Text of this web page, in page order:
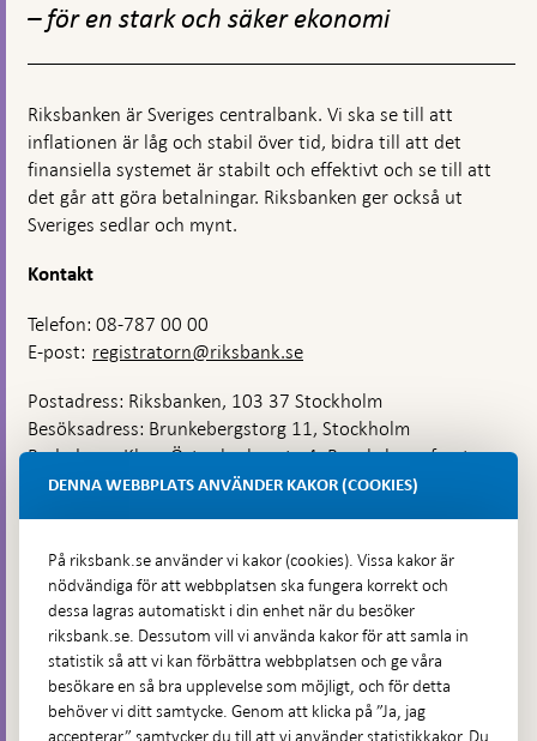
– för en stark och säker ekonomi
Riksbanken är Sveriges centralbank. Vi ska se till att
inflationen är låg och stabil över tid, bidra till att det
finansiella systemet är stabilt och effektivt och se till att
det går att göra betalningar. Riksbanken ger också ut
Sveriges sedlar och mynt.
Kontakt
Telefon: 08-787 00 00
E-post: registratorn@riksbank.se
Postadress: Riksbanken, 103 37 Stockholm
Besöksadress: Brunkebergstorg 11, Stockholm
Budadress: Klara Östra kyrkogata 4, Brunkebergsfaret,
Lastplats 6
Hitta direkt
Frågor och svar-
Öppnas
i
ny
Till Riksbankens webbarkiv-
Öppnas
Presskontakt
DENNA WEBBPLATS ANVÄNDER KAKOR (COOKIES)
På riksbank.se använder vi kakor (cookies). Vissa kakor är
nödvändiga för att webbplatsen ska fungera korrekt och
dessa lagras automatiskt i din enhet när du besöker
riksbank.se. Dessutom vill vi använda kakor för att samla in
statistik så att vi kan förbättra webbplatsen och ge våra
besökare en så bra upplevelse som möjligt, och för detta
behöver vi ditt samtycke. Genom att klicka på ”Ja, jag
accepterar” samtycker du till att vi använder statistikkakor. Du